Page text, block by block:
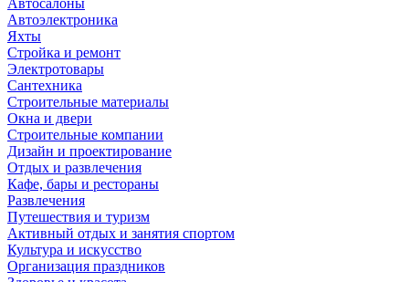
Автоэлектроника
Яхты
Стройка и ремонт
Электротовары
Сантехника
Строительные материалы
Окна и двери
Строительные компании
Дизайн и проектирование
Отдых и развлечения
Кафе, бары и рестораны
Развлечения
Путешествия и туризм
Активный отдых и занятия спортом
Культура и искусство
Организация праздников